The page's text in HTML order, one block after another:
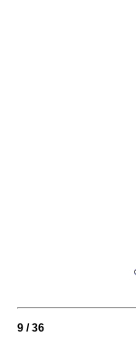
9 / 36